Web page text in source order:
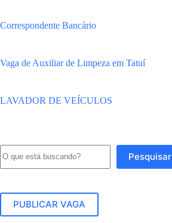
Correspondente Bancário
Vaga de Auxiliar de Limpeza em Tatuí
LAVADOR DE VEÍCULOS
Pesquisar
PUBLICAR VAGA